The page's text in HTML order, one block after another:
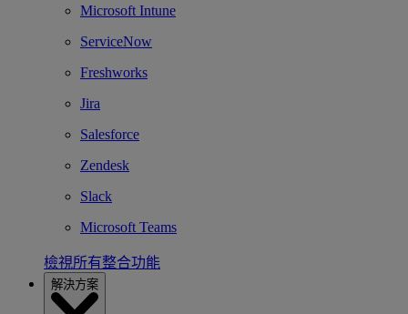
Microsoft Intune
ServiceNow
Freshworks
Jira
Salesforce
Zendesk
Slack
Microsoft Teams
檢視所有整合功能
解決方案